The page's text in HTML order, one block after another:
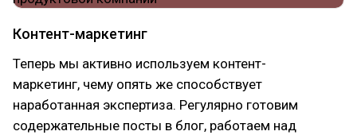
Контент-маркетинг
Теперь мы активно используем контент-
маркетинг, чему опять же способствует
наработанная экспертиза. Регулярно готовим
содержательные посты в блог, работаем над